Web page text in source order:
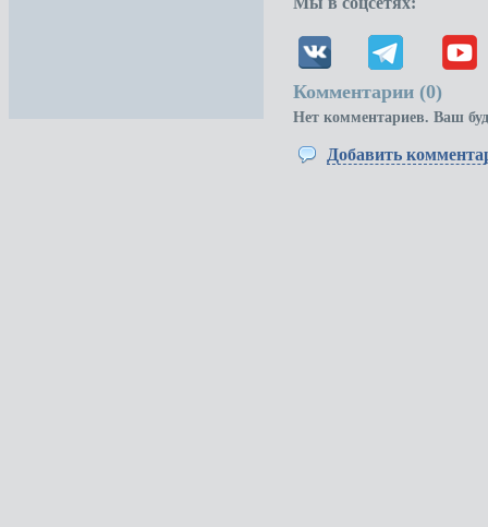
Комментарии (0)
Нет комментариев. Ваш
Добавить